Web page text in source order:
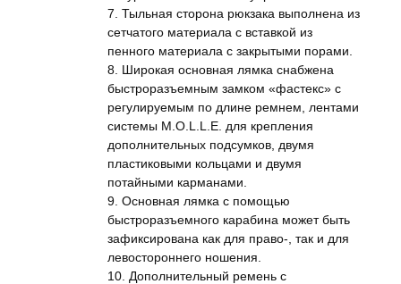
7. Тыльная сторона рюкзака выполнена из
сетчатого материала с вставкой из
пенного материала с закрытыми порами.
8. Широкая основная лямка снабжена
быстроразъемным замком «фастекс» с
регулируемым по длине ремнем, лентами
системы M.O.L.L.E. для крепления
дополнительных подсумков, двумя
пластиковыми кольцами и двумя
потайными карманами.
9. Основная лямка с помощью
быстроразъемного карабина может быть
зафиксирована как для право-, так и для
левостороннего ношения.
10. Дополнительный ремень с